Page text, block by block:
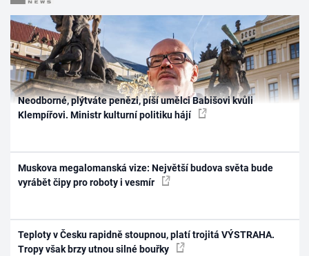
Neodborné, plýtváte penězi, píší umělci Babišovi kvůli
Klempířovi. Ministr kulturní politiku hájí
Muskova megalomanská vize: Největší budova světa bude
vyrábět čipy pro roboty i vesmír
Teploty v Česku rapidně stoupnou, platí trojitá VÝSTRAHA.
Tropy však brzy utnou silné bouřky